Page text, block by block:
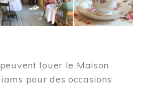
louer le Maison
pour des occasions